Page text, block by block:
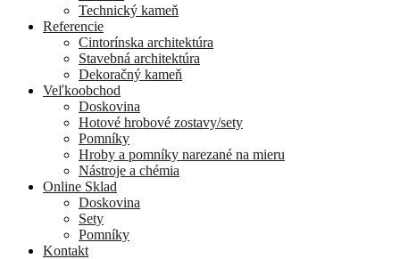
Technický kameň
Referencie
Cintorínska architektúra
Stavebná architektúra
Dekoračný kameň
Veľkoobchod
Doskovina
Hotové hrobové zostavy/sety
Pomníky
Hroby a pomníky narezané na mieru
Nástroje a chémia
Online Sklad
Doskovina
Sety
Pomníky
Kontakt